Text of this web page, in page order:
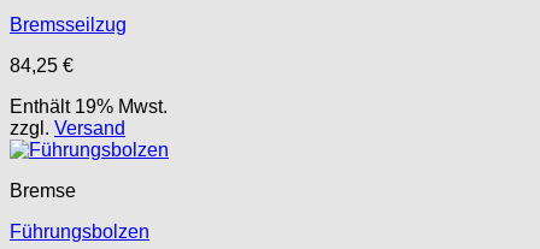
Bremsseilzug
84,25 €
Enthält 19% Mwst.
zzgl. Versand
Bremse
Führungsbolzen